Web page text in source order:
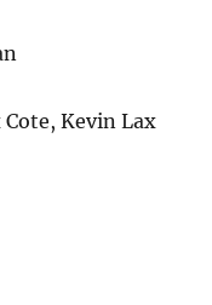
Kevin Lax